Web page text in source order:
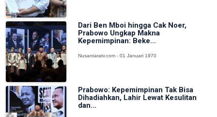
Dari Ben Mboi hingga Cak Noer,
Prabowo Ungkap Makna
Kepemimpinan: Beke...
Nusantaratv.com - 01 Januari 1970
Prabowo: Kepemimpinan Tak Bisa
Dihadiahkan, Lahir Lewat Kesulitan
dan...